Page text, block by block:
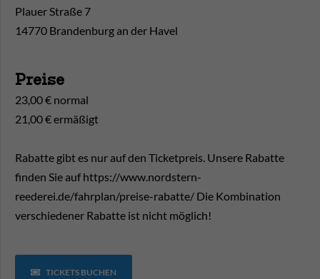
Plauer Straße 7
14770 Brandenburg an der Havel
Preise
23,00 € normal
21,00 € ermäßigt
Rabatte gibt es nur auf den Ticketpreis. Unsere Rabatte
finden Sie auf https://www.nordstern-
reederei.de/fahrplan/preise-rabatte/ Die Kombination
verschiedener Rabatte ist nicht möglich!
TICKETS BUCHEN